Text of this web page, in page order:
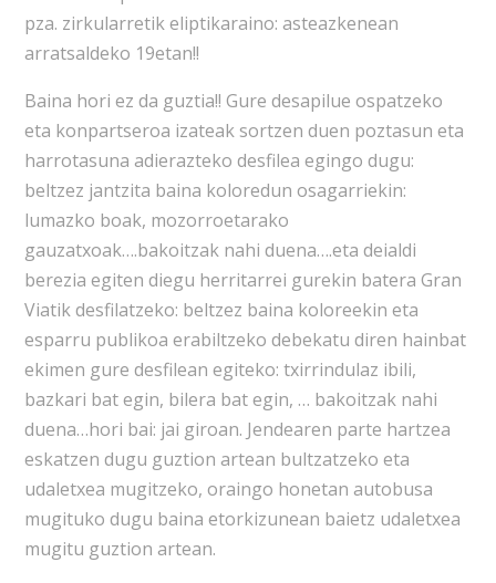
pza. zirkularretik eliptikaraino: asteazkenean
arratsaldeko 19etan!!
Baina hori ez da guztia!! Gure desapilue ospatzeko
eta konpartseroa izateak sortzen duen poztasun eta
harrotasuna adierazteko desfilea egingo dugu:
beltzez jantzita baina koloredun osagarriekin:
lumazko boak, mozorroetarako
gauzatxoak….bakoitzak nahi duena….eta deialdi
berezia egiten diegu herritarrei gurekin batera Gran
Viatik desfilatzeko: beltzez baina koloreekin eta
esparru publikoa erabiltzeko debekatu diren hainbat
ekimen gure desfilean egiteko: txirrindulaz ibili,
bazkari bat egin, bilera bat egin, … bakoitzak nahi
duena…hori bai: jai giroan. Jendearen parte hartzea
eskatzen dugu guztion artean bultzatzeko eta
udaletxea mugitzeko, oraingo honetan autobusa
mugituko dugu baina etorkizunean baietz udaletxea
mugitu guztion artean.